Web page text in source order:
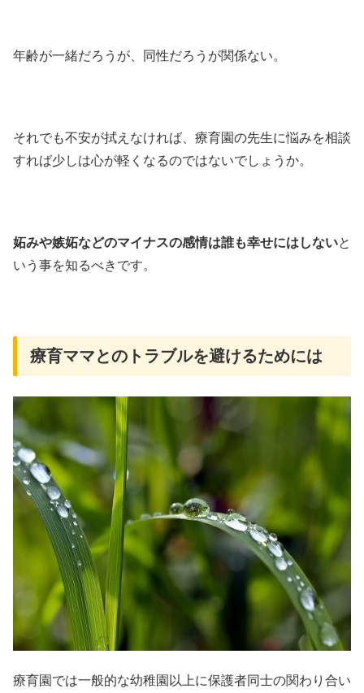
年齢が一緒だろうが、同性だろうが関係ない。
それでも不安が拭えなければ、療育園の先生に悩みを相談
すれば少しは心が軽くなるのではないでしょうか。
妬みや嫉妬などのマイナスの感情は誰も幸せにはしないと
いう事を知るべきです。
療育ママとのトラブルを避けるためには
療育園では一般的な幼稚園以上に保護者同士の関わり合い